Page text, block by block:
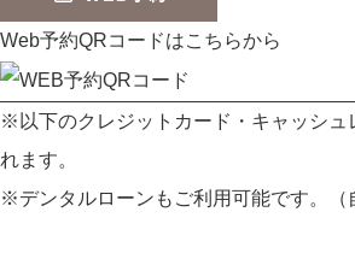
Web予約QRコードはこちらから
※以下のクレジットカード・キャッシュ
れます。
※デンタルローンもご利用可能です。（